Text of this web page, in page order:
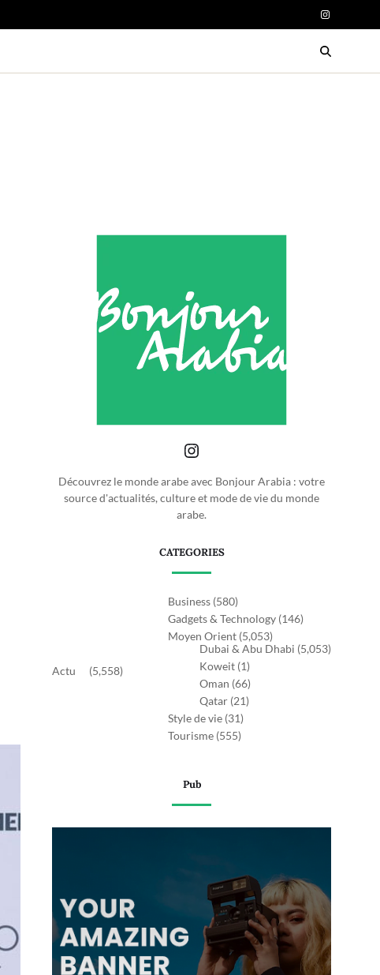
Découvrez le monde arabe avec Bonjour Arabia : votre
source d'actualités, culture et mode de vie du monde
arabe.
CATEGORIES
Actu (5,558)
Business (580)
Gadgets & Technology (146)
Moyen Orient (5,053)
Dubai & Abu Dhabi (5,053)
Koweit (1)
Oman (66)
Qatar (21)
Style de vie (31)
Tourisme (555)
Pub